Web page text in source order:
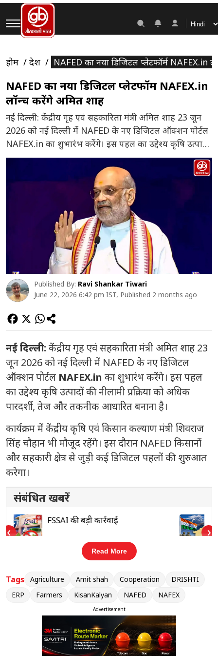
होम देश NAFED का नया डिजिटल प्लेटफॉर्म NAFEX.in
NAFED का नया डिजिटल प्लेटफॉर्म NAFEX.in
लॉन्च करेंगे अमित शाह
नई दिल्ली: केंद्रीय गृह एवं सहकारिता मंत्री अमित शाह 23 जून
2026 को नई दिल्ली में NAFED के नए डिजिटल ऑक्शन पोर्टल
NAFEX.in का शुभारंभ करेंगे। इस पहल का उद्देश्य कृषि उत्पादों
की नीलामी प्रक्रिया को अधिक पारदर्शी, तेज और तकनीक
आधारित बनाना है। कार्यक्रम में केंद्रीय कृषि एवं किसान कल्याण
मंत्री शिवराज सिंह चौहान […]
Published By: Ravi Shankar Tiwari
June 22, 2026 6:42 pm IST, Published 2 months ago
नई दिल्ली: केंद्रीय गृह एवं सहकारिता मंत्री अमित शाह 23
जून 2026 को नई दिल्ली में NAFED के नए डिजिटल
ऑक्शन पोर्टल NAFEX.in का शुभारंभ करेंगे। इस पहल
का उद्देश्य कृषि उत्पादों की नीलामी प्रक्रिया को अधिक
पारदर्शी, तेज और तकनीक आधारित बनाना है।
कार्यक्रम में केंद्रीय कृषि एवं किसान कल्याण मंत्री शिवराज
सिंह चौहान भी मौजूद रहेंगे। इस दौरान NAFED किसानों
और सहकारी क्षेत्र से जुड़ी कई डिजिटल पहलों की शुरुआत
करेगा।
संबंधित खबरें
अरुणाचल प्रदेश के 27 स्थानों के नए नाम
‹ ›
अमित शाह किसानों के बच्चों के लिएNAFED-
KALYAN छात्रवृत्ति योजना, दलहन और तिलहन के
बेहतर प्रबंधन के लिएDRISHTI इन्वेंटरी मैनेजमेंट पोर्टल
और संस्थागत कामकाज को मजबूत करने के लिए
भी लॉन्च करेंगे।
Read More
Tags Agriculture Amit shah Cooperation
DRISHTI
ERP
Farmers KisanKalyan NAFED NAFEX
Advertisement